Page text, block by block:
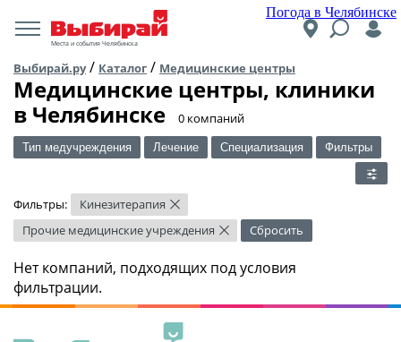
Погода в Челябинске
Места и события Челябинска
Выбирай.ру/ Каталог / Медицинские центры
Медицинские центры, клиники
в Челябинске
​0 компаний
Тип медучреждения Лечение Специализация Фильтры
Фильтры: Кинезитерапия ×
Прочие медицинские учреждения × Сбросить
Нет компаний, подходящих под условия
фильтрации.